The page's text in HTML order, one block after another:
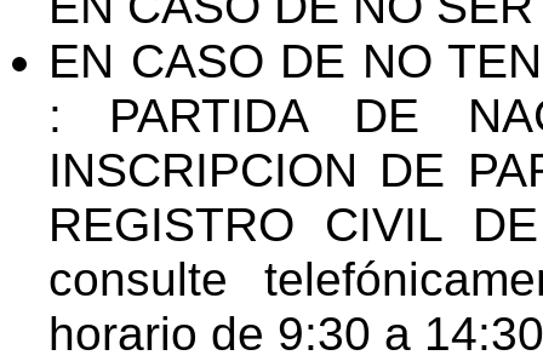
EN CASO DE NO
: PARTIDA DE
INSCRIPCION DE
REGISTRO CIVIL
consulte
horario de 9:30 a